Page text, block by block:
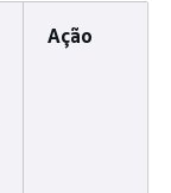
Ação